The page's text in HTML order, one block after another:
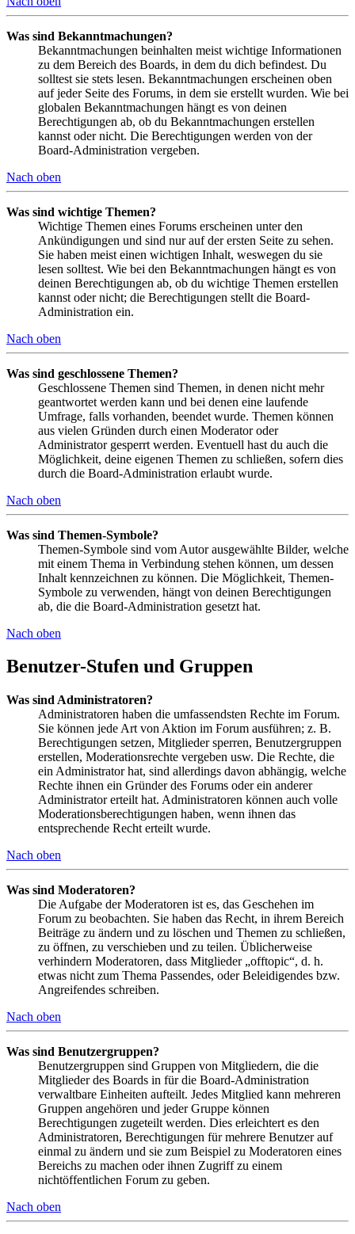
Was sind Bekanntmachungen?
Bekanntmachungen beinhalten meist wichtige Informationen
zu dem Bereich des Boards, in dem du dich befindest. Du
solltest sie stets lesen. Bekanntmachungen erscheinen oben
auf jeder Seite des Forums, in dem sie erstellt wurden. Wie bei
globalen Bekanntmachungen hängt es von deinen
Berechtigungen ab, ob du Bekanntmachungen erstellen
kannst oder nicht. Die Berechtigungen werden von der
Board-Administration vergeben.
Nach oben
Was sind wichtige Themen?
Wichtige Themen eines Forums erscheinen unter den
Ankündigungen und sind nur auf der ersten Seite zu sehen.
Sie haben meist einen wichtigen Inhalt, weswegen du sie
lesen solltest. Wie bei den Bekanntmachungen hängt es von
deinen Berechtigungen ab, ob du wichtige Themen erstellen
kannst oder nicht; die Berechtigungen stellt die Board-
Administration ein.
Nach oben
Was sind geschlossene Themen?
Geschlossene Themen sind Themen, in denen nicht mehr
geantwortet werden kann und bei denen eine laufende
Umfrage, falls vorhanden, beendet wurde. Themen können
aus vielen Gründen durch einen Moderator oder
Administrator gesperrt werden. Eventuell hast du auch die
Möglichkeit, deine eigenen Themen zu schließen, sofern dies
durch die Board-Administration erlaubt wurde.
Nach oben
Was sind Themen-Symbole?
Themen-Symbole sind vom Autor ausgewählte Bilder, welche
mit einem Thema in Verbindung stehen können, um dessen
Inhalt kennzeichnen zu können. Die Möglichkeit, Themen-
Symbole zu verwenden, hängt von deinen Berechtigungen
ab, die die Board-Administration gesetzt hat.
Nach oben
Benutzer-Stufen und Gruppen
Was sind Administratoren?
Administratoren haben die umfassendsten Rechte im Forum.
Sie können jede Art von Aktion im Forum ausführen; z. B.
Berechtigungen setzen, Mitglieder sperren, Benutzergruppen
erstellen, Moderationsrechte vergeben usw. Die Rechte, die
ein Administrator hat, sind allerdings davon abhängig, welche
Rechte ihnen ein Gründer des Forums oder ein anderer
Administrator erteilt hat. Administratoren können auch volle
Moderationsberechtigungen haben, wenn ihnen das
entsprechende Recht erteilt wurde.
Nach oben
Was sind Moderatoren?
Die Aufgabe der Moderatoren ist es, das Geschehen im
Forum zu beobachten. Sie haben das Recht, in ihrem Bereich
Beiträge zu ändern und zu löschen und Themen zu schließen,
zu öffnen, zu verschieben und zu teilen. Üblicherweise
verhindern Moderatoren, dass Mitglieder „offtopic“, d. h.
etwas nicht zum Thema Passendes, oder Beleidigendes bzw.
Angreifendes schreiben.
Nach oben
Was sind Benutzergruppen?
Benutzergruppen sind Gruppen von Mitgliedern, die die
Mitglieder des Boards in für die Board-Administration
verwaltbare Einheiten aufteilt. Jedes Mitglied kann mehreren
Gruppen angehören und jeder Gruppe können
Berechtigungen zugeteilt werden. Dies erleichtert es den
Administratoren, Berechtigungen für mehrere Benutzer auf
einmal zu ändern und sie zum Beispiel zu Moderatoren eines
Bereichs zu machen oder ihnen Zugriff zu einem
nichtöffentlichen Forum zu geben.
Nach oben